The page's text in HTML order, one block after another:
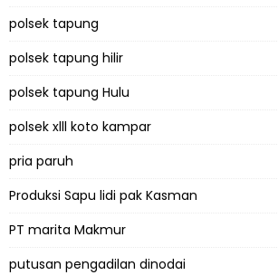
polsek tapung
polsek tapung hilir
polsek tapung Hulu
polsek xlll koto kampar
pria paruh
Produksi Sapu lidi pak Kasman
PT marita Makmur
putusan pengadilan dinodai